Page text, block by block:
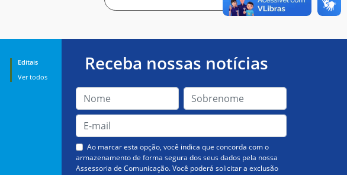
Editais
Ver todos
Receba nossas notícias
Ao marcar esta opção, você indica que concorda com o
armazenamento de forma segura dos seus dados pela nossa
Assessoria de Comunicação. Você poderá solicitar a exclusão